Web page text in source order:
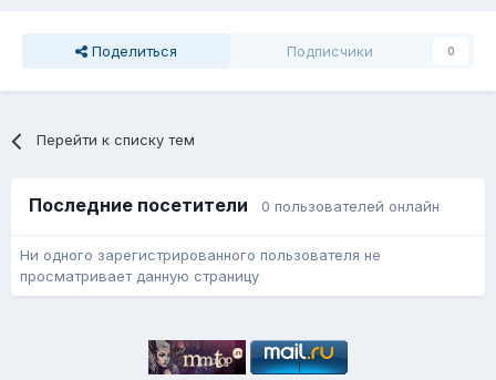
Поделиться Подписчики 0
Перейти к списку тем
Последние посетители 0 пользователей онлайн
Ни одного зарегистрированного пользователя не
просматривает данную страницу